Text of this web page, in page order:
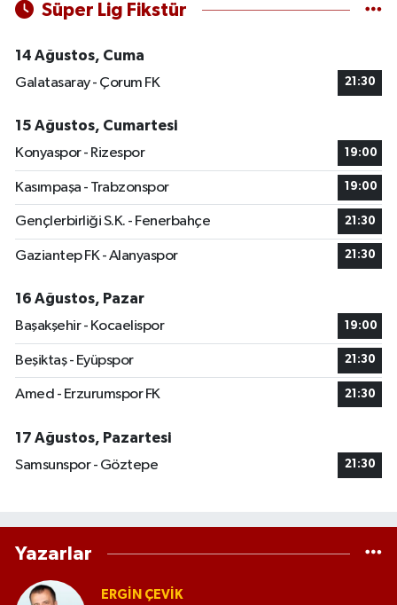
Süper Lig Fikstür
14 Ağustos, Cuma
Galatasaray - Çorum FK
21:30
15 Ağustos, Cumartesi
Konyaspor - Rizespor
19:00
Kasımpaşa - Trabzonspor 19:00
Gençlerbirliği S.K. - Fenerbahçe 21:30
Gaziantep FK - Alanyaspor 21:30
16 Ağustos, Pazar
Başakşehir - Kocaelispor
19:00
Beşiktaş - Eyüpspor 21:30
Amed - Erzurumspor FK 21:30
17 Ağustos, Pazartesi
Samsunspor - Göztepe
21:30
Yazarlar
ERGIN ÇEVİK